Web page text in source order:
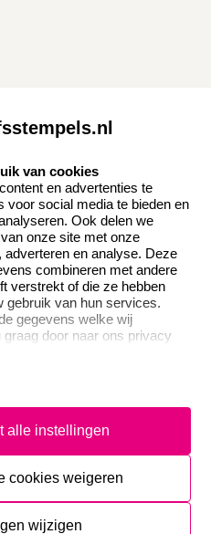
Contact opnemen
Veel gestelde vragen
Retourneren
Herroepingsrecht
disclaimer
van cookies
en advertenties te
voor social media te bieden en
Ook delen we
onze site met onze
en analyse. Deze
combineren met andere
verstrekt of die ze hebben
gebruik van hun services.
gegevens welke wij
door naar ons privacy
alle instellingen
cookies weigeren
wijzigen